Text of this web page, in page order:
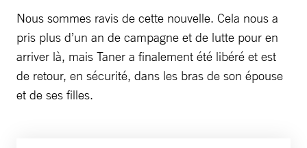
Nous sommes ravis de cette nouvelle. Cela nous a
pris plus d’un an de campagne et de lutte pour en
arriver là, mais Taner a finalement été libéré et est
de retour, en sécurité, dans les bras de son épouse
et de ses filles.